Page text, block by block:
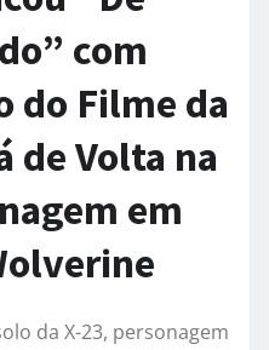
com
do Filme da
de Volta na
em
da X-23, personagem